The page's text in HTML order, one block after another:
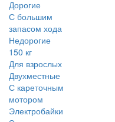
Дорогие
С большим
запасом хода
Недорогие
150 кг
Для взрослых
Двухместные
С кареточным
мотором
Электробайки